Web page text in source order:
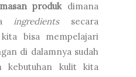
produk dimana
ingredientssecara
bisa mempelajari
di dalamnya sudah
kebutuhan kulit kita